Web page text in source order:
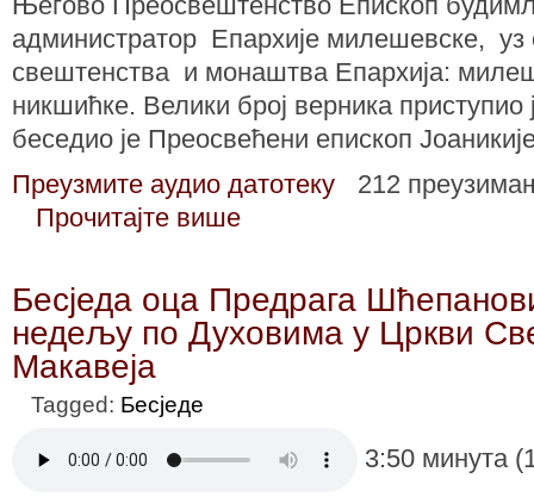
администратор Епархије милешевске,
свештенства и монаштва Епархија:
никшићке. Велики број верника приступио
беседио је Преосвећени епископ
Преузмите аудио датотеку
212
Прочитајте више
Бесједа оца Предрага
недељу по Духовима у Цркви
Макавеја
Tagged: Бесједе
3:50 минута